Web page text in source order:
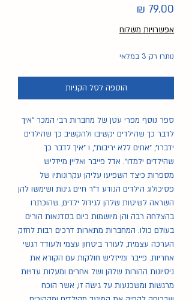
אפשרויות משלוח
נותרו רק 3 במלאי
הוספה לסל הקניות
ספר נוסף מפרי עטן של מחברות רבי המכר "איך
לדבר כך שהילדים יקשיבו ולהקשיב כך שהילדים
ידברו", "אחים ללא יריבות", ו "איך לדבר כך
שהילדים ילמדו". אדל פייבר ואליין מייזליש
מספרות כיצד השפיעו עליהן עקרונותיו של
פסיכולוג הילדים הנודע ד"ר חיים גינות ושימשו להן
השראה לשיטות שלהן לגידול ילדים, שהוכתרו
בהצלחה רבה והן מיושמות כיום בסדנאות הורים
בעולם כולו. המחברות מתארות דרכים רבות לחזק
הערכה עצמית, לעורר ביטחון עצמי ולעודד רגשי
אחריות. פייבר ומייזליש חולקות עם הקורא את
ניסיונות ההורות שלהן ושל אחרים ומעלות עדויות
מרגשות ומשכנעות על גישה זו, אשר הוכח